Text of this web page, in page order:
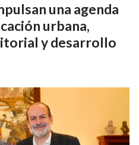
una agenda
urbana,
y desarrollo